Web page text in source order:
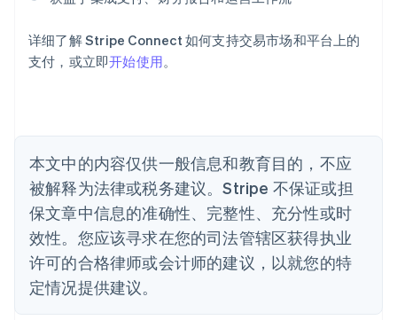
详细了解 Stripe Connect 如何支持交易市场和平台上的
支付，或立即开始使用。
本文中的内容仅供一般信息和教育目的，不应
被解释为法律或税务建议。Stripe 不保证或担
保文章中信息的准确性、完整性、充分性或时
效性。您应该寻求在您的司法管辖区获得执业
许可的合格律师或会计师的建议，以就您的特
定情况提供建议。
DeutschEnglish
English
巴西
比利时
波兰
English
丹麦
English
德国
Deutsch English
法国
FrançaisEnglish
芬兰